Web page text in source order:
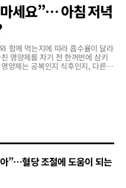
세요”… 아침 저녁
함께 먹는지에 따라 흡수율이 달라
영양제를 자기 전 한꺼번에 삼키
양제는 공복인지 식후인지, 다른…
”…혈당 조절에 도움이 되는